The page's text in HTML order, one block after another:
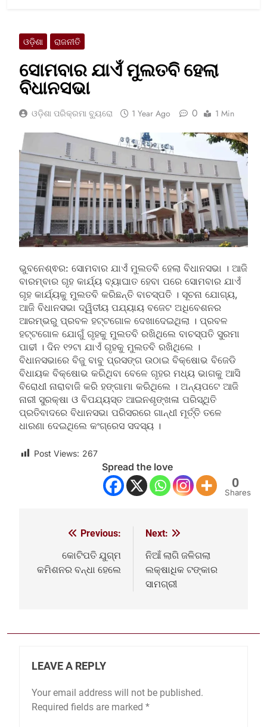
ଓଡ଼ିଶା ରାଜନୀତି
ସୋମବାର ଯାଏଁ ମୁଲତବି ହେଲା
ବିଧାନସଭା
ଓଡ଼ିଶା ପରିକ୍ରମା ବ୍ୟୁରୋ 1 Year Ago 0 1 Min
ଭୁବନେଶ୍ଵର: ସୋମବାର ଯାଏଁ ମୁଲତବି ହେଲା ବିଧାନସଭା । ଆଜି
ବାରମ୍ବାର ଗୃହ କାର୍ଯ୍ୟ ବ୍ୟାଘାତ ହେବା ପରେ ସୋମବାର ଯାଏଁ
ଗୃହ କାର୍ଯ୍ୟକୁ ମୁଲତବି କରିଛନ୍ତି ବାଚସ୍ପତି । ସୂଚନା ଯୋଗ୍ୟ,
ଆଜି ବିଧାନସଭା ଦ୍ୱିତୀୟ ପଯ୍ୟାୟ ବଜେଟ ଅଧିବେଶନର
ଆରମ୍ଭରୁ ପ୍ରବଳ ହଟ୍ଟଗୋଳ ଦେଖାଦେଇଥିଲା । ପ୍ରବଳ
ହଟ୍ଟଗୋଳ ଯୋଗୁଁ ଗୃହକୁ ମୁଲତବି ରଖିଥିଲେ ବାଚସ୍ପତି ସୁରମା
ପାଢୀ । ଦିନ ୧୨ଟା ଯାଏଁ ଗୃହକୁ ମୁଲତବି ରଖିଥିଲେ ।
ବିଧାନସଭାରେ ବିଜୁ ବାବୁ ପ୍ରସଙ୍ଗ ଉଠାଇ ବିକ୍ଷୋଭ ବିଜେଡି
ବିଧାୟକ ବିକ୍ଷୋଭ କରିଥିବା ବେଳେ ଗୃହର ମଧ୍ୟ ଭାଗକୁ ଆସି
ବିରୋଧୀ ନାରାବାଜି କରି ହଙ୍ଗାମା କରିଥିଲେ । ଅନ୍ୟପଟେ ଆଜି
ନାରୀ ସୁରକ୍ଷା ଓ ବିପଯ୍ୟସ୍ତ ଆଇନଶୃଙ୍ଖଳା ପରିସ୍ଥିତି
ପ୍ରତିବାଦରେ ବିଧାନସଭା ପରିସରରେ ଗାନ୍ଧୀ ମୂର୍ତ୍ତି ତଳେ
ଧାରଣା ଦେଇଥିଲେ କଂଗ୍ରେସ ସଦସ୍ୟ ।
Post Views: 267
Spread the love
0
Shares
navigation
Previous:
କୋଟିପତି ଯୁଗ୍ମ
କମିଶନର ବନ୍ଧା ହେଲେ
Next:
ନିଆଁ ଲାଗି ଜଳିଗଲା
ଲକ୍ଷାଧିକ ଟଙ୍କାର
ସାମଗ୍ରୀ
LEAVE A REPLY
Your email address will not be published.
Required fields are marked *